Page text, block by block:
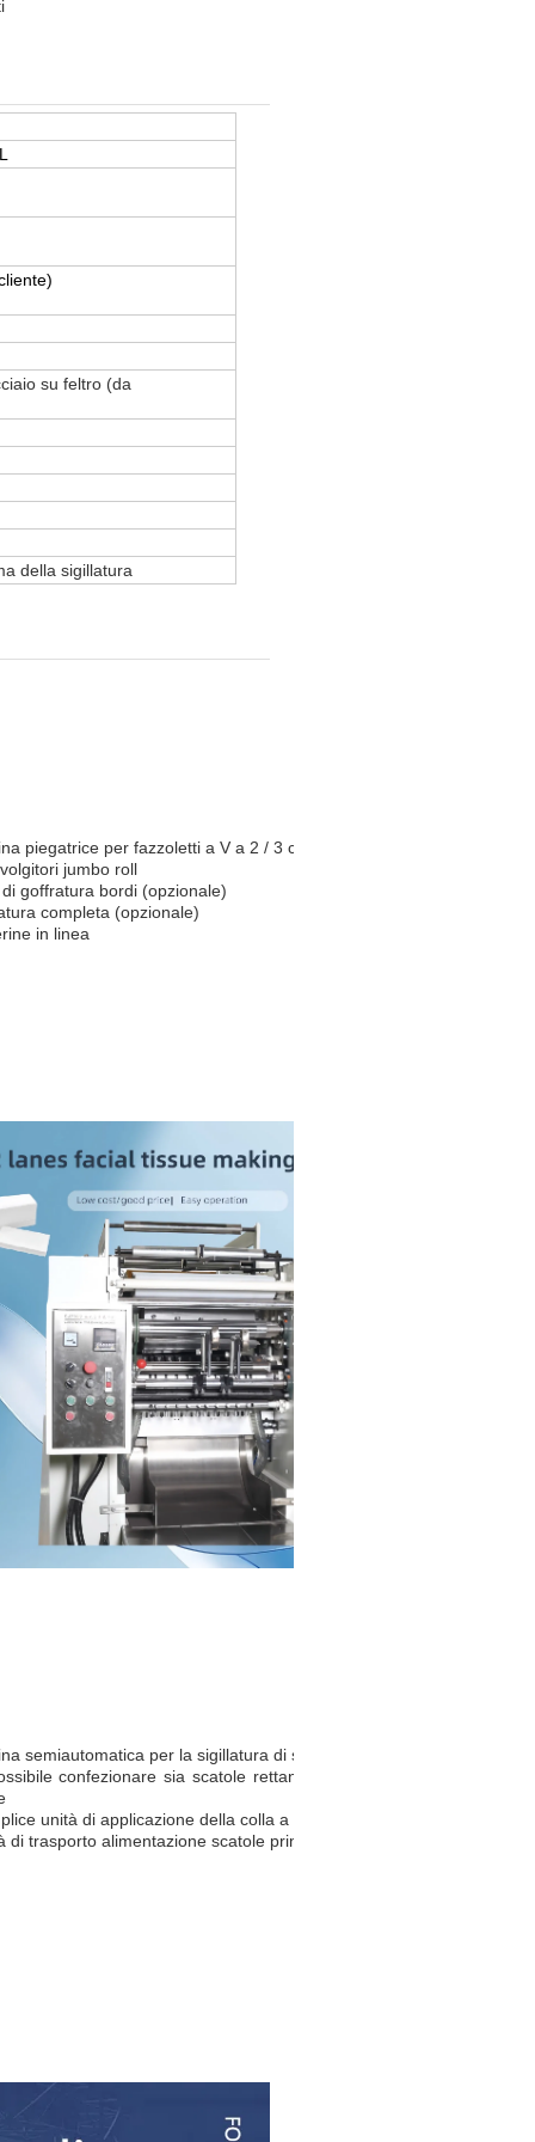
su feltro (da
della sigillatura
piegatrice per fazzoletti a V a 2 / 3 corsie:
jumbo roll
goffratura bordi (opzionale)
completa (opzionale)
in linea
semiautomatica per la sigillatura di scatole
confezionare sia scatole rettangolari che scatole
unità di applicazione della colla a caldo
di trasporto alimentazione scatole prima della sigillatura